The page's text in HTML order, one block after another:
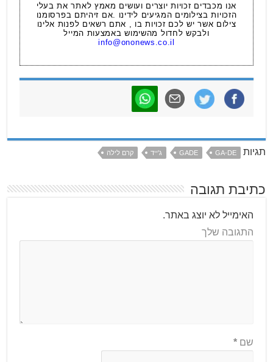
אנו מכבדים זכויות יוצרים ועושים מאמץ לאתר את בעלי
הזכויות בצילומים המגיעים לידינו .אם זיהיתם בפרסומנו
צילום אשר יש לכם זכויות בו , אתם רשאים לפנות אלינו
ולבקש לחדול מהשימוש באמצעות המייל
info@ononews.co.il
תגיות GA-DE
GADE ג'ייד קרם לילה
כתיבת תגובה
האימייל לא יוצג באתר.
התגובה שלך
שם*